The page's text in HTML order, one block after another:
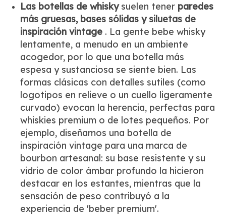
Las botellas de whiskysuelen tener paredes
más gruesas, bases sólidas y siluetas de
inspiración vintage . La gente bebe whisky
lentamente, a menudo en un ambiente
acogedor, por lo que una botella más
espesa y sustanciosa se siente bien. Las
formas clásicas con detalles sutiles (como
logotipos en relieve o un cuello ligeramente
curvado) evocan la herencia, perfectas para
whiskies premium o de lotes pequeños. Por
ejemplo, diseñamos una botella de
inspiración vintage para una marca de
bourbon artesanal: su base resistente y su
vidrio de color ámbar profundo la hicieron
destacar en los estantes, mientras que la
sensación de peso contribuyó a la
experiencia de 'beber premium'.